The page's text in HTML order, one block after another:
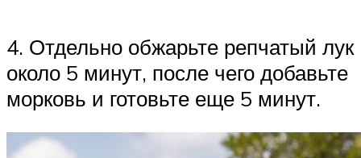
4. Отдельно обжарьте репчатый лук
около 5 минут, после чего добавьте
морковь и готовьте еще 5 минут.